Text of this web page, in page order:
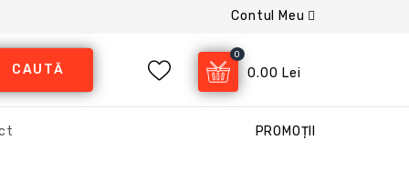
Contul Meu
CAUTĂ
0
0.00 Lei
PROMOȚII